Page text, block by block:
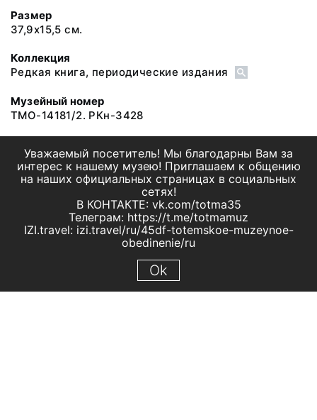
Размер
37,9х15,5 см.
Коллекция
Редкая книга, периодические издания
Музейный номер
ТМО-14181/2. РКн-3428
Уважаемый посетитель! Мы благодарны Вам за
интерес к нашему музею! Приглашаем к общению
на наших официальных страницах в социальных
сетях!
В КОНТАКТЕ: vk.com/totma35
Телеграм: https://t.me/totmamuz
IZI.travel: izi.travel/ru/45df-totemskoe-muzeynoe-
obedinenie/ru
Ok